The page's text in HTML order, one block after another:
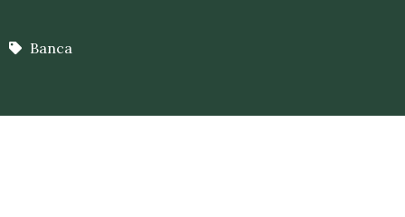
Banca